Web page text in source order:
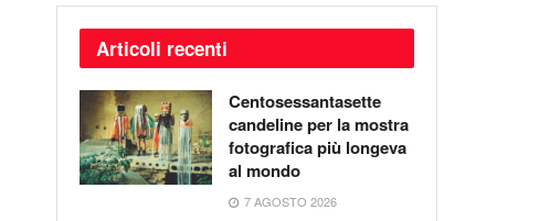
Articoli recenti
Centosessantasette
candeline per la mostra
fotografica più longeva
al mondo
7 AGOSTO 2026